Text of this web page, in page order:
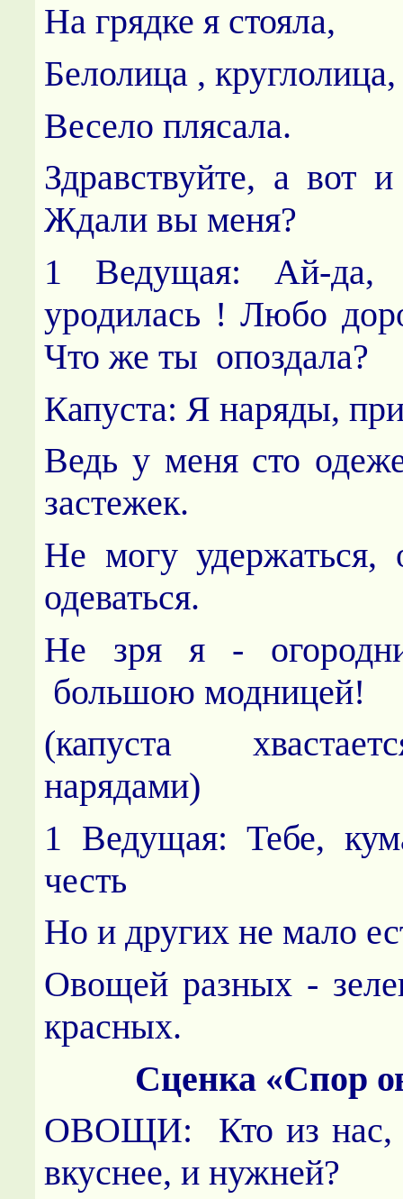
На грядке я стояла,
Белолица , круглолица,
Весело плясала.
Здравствуйте, а вот
Ждали вы меня?
1 Ведущая: Ай-да,
уродилась ! Любо
Что же ты опоздала?
Капуста: Я наряды,
Ведь у меня сто
застежек.
Не могу удержаться,
одеваться.
Не зря я -
большою модницей!
(капуста
нарядами)
1 Ведущая: Тебе,
честь
Но и других не мало
Овощей разных -
красных.
Сценка «Спор
ОВОЩИ: Кто из нас,
вкуснее, и нужней?